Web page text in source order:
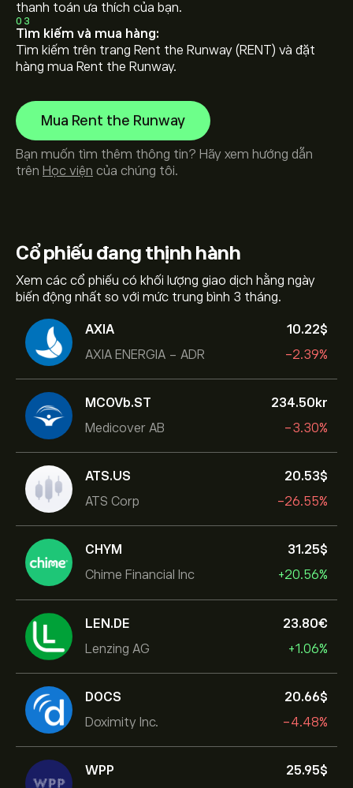
Cổ phiếu đang thịnh hành
Xem các cổ phiếu có khối lượng giao dịch hằng ngày
biến động nhất so với mức trung bình 3 tháng.
AXIA
AXIA ENERGIA - ADR
10.22‎$‎
-2.39%
MCOVb.ST
Medicover AB
234.50‎kr‎
-3.30%
ATS.US
ATS Corp
20.53‎$‎
-26.55%
CHYM
Chime Financial Inc
31.25‎$‎
+20.56%
LEN.DE
Lenzing AG
23.80‎€‎
+1.06%
DOCS
Doximity Inc.
20.66‎$‎
-4.48%
WPP 25.95‎$‎
thanh toán ưa thích của bạn.
03
Tìm kiếm và mua hàng:
Tìm kiếm trên trang Rent the Runway (RENT) và đặt
hàng mua Rent the Runway.
Mua Rent the Runway
Bạn muốn tìm thêm thông tin? Hãy xem hướng dẫn
trên Học viện của chúng tôi.